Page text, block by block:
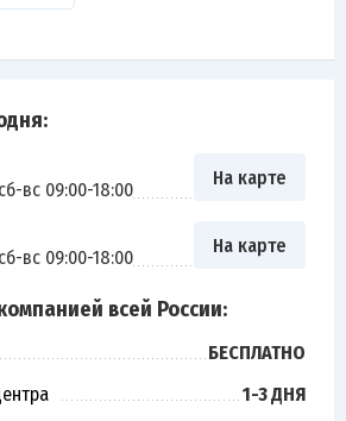
вс 09:00-18:00
На карте
вс 09:00-18:00
На карте
всей России:
БЕСПЛАТНО
1-3 ДНЯ